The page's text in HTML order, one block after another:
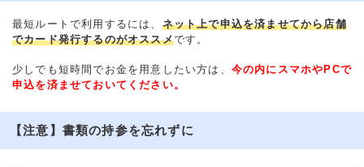
最短ルートで利用するには、 ネット上で申込を済ませてから店舗
でカード発行するのがオススメです。
少しでも短時間でお金を用意したい方は、 今の内にスマホやPCで
申込を済ませておいてください。
【注意】書類の持参を忘れずに